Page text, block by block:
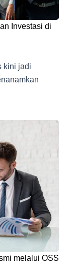
Investasi di
kini jadi
melalui OSS